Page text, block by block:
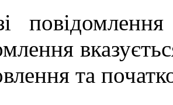
та